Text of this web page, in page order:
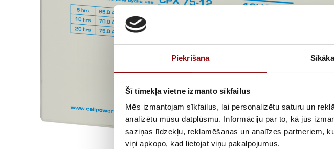
Piekrišana
Šī tīmekļa vietne izmanto sīkfailus
Mēs izmantojam sīkfailus, lai personalizētu saturu un
analizētu mūsu datplūsmu. Informāciju par to, kā jūs
saziņas līdzekļu, reklamēšanas un analīzes partneriem,
viņi apkopo, kad lietojat viņu pakalpojumus.